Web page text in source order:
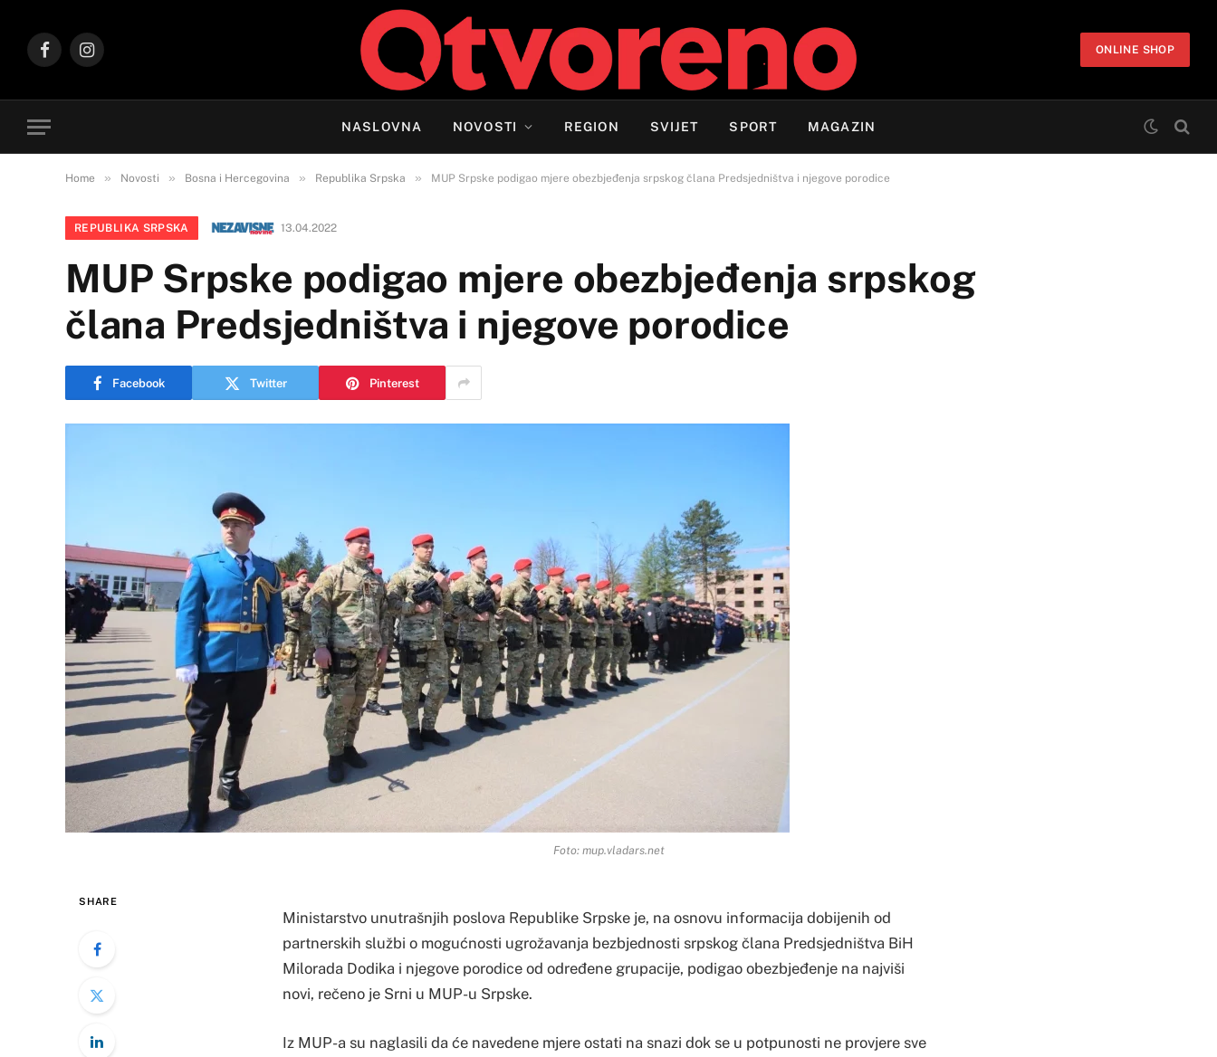
FacebookInstagram
ONLINE SHOP
NASLOVNA NOVOSTI REGION SVIJET SPORT MAGAZIN
Home » Novosti » Bosna i Hercegovina » Republika Srpska » MUP Srpske podigao mjere obezbjeđenja srpskog člana Predsjedništva i njegove porodice
REPUBLIKA SRPSKA 13.04.2022
MUP Srpske podigao mjere obezbjeđenja srpskog
člana Predsjedništva i njegove porodice
Facebook Twitter Pinterest
Foto: mup.vladars.net
SHARE
Ministarstvo unutrašnjih poslova Republike Srpske je, na osnovu informacija dobijenih od
partnerskih službi o mogućnosti ugrožavanja bezbjednosti srpskog člana Predsjedništva BiH
Milorada Dodika i njegove porodice od određene grupacije, podigao obezbjeđenje na najviši
novi, rečeno je Srni u MUP-u Srpske.
Iz MUP-a su naglasili da će navedene mjere ostati na snazi dok se u potpunosti ne provjere sve